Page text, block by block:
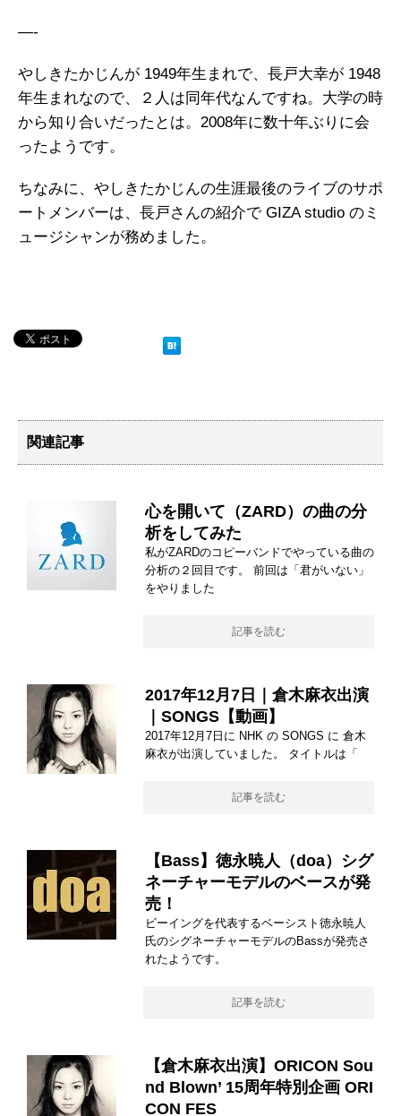
—-
やしきたかじんが 1949年生まれで、長戸大幸が 1948
年生まれなので、２人は同年代なんですね。大学の時
から知り合いだったとは。2008年に数十年ぶりに会
ったようです。
ちなみに、やしきたかじんの生涯最後のライブのサポ
ートメンバーは、長戸さんの紹介で GIZA studio のミ
ュージシャンが務めました。
関連記事
心を開いて（ZARD）の曲の分
析をしてみた
私がZARDのコピーバンドでやっている曲の
分析の２回目です。 前回は「君がいない」
をやりました
記事を読む
2017年12月7日｜倉木麻衣出演
｜SONGS【動画】
2017年12月7日に NHK の SONGS に 倉木
麻衣が出演していました。 タイトルは「
記事を読む
【Bass】徳永暁人（doa）シグ
ネーチャーモデルのベースが発
売！
ビーイングを代表するベーシスト徳永暁人
氏のシグネーチャーモデルのBassが発売さ
れたようです。
記事を読む
【倉木麻衣出演】ORICON Sou
nd Blown’ 15周年特別企画 ORI
CON FES